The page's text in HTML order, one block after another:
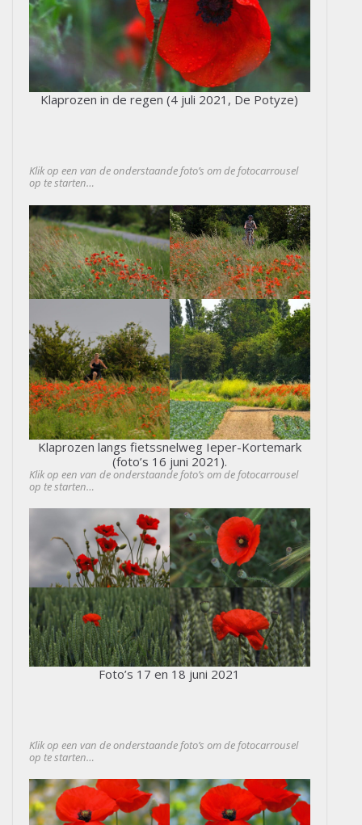
Klaprozen in de regen (4 juli 2021, De Potyze)
Klik op een van de onderstaande foto’s om de fotocarrousel
op te starten…
Klaprozen langs fietssnelweg Ieper-Kortemark
(foto’s 16 juni 2021).
Klik op een van de onderstaande foto’s om de fotocarrousel
op te starten…
Foto’s 17 en 18 juni 2021
Klik op een van de onderstaande foto’s om de fotocarrousel
op te starten…